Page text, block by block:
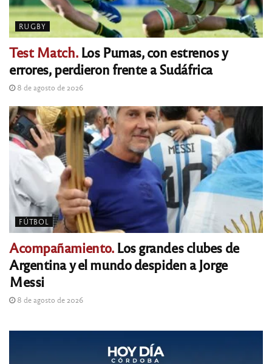
RUGBY
Test Match.Los Pumas, con estrenos y
errores, perdieron frente a Sudáfrica
8 de agosto de 2026
FÚTBOL
Acompañamiento.Los grandes clubes de
Argentina y el mundo despiden a Jorge
Messi
8 de agosto de 2026